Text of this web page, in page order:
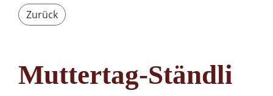
Zurück
Muttertag-Ständli